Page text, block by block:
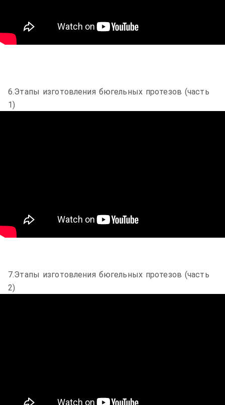
6.Этапы изготовления бюгельных протезов (часть
1)
7.Этапы изготовления бюгельных протезов (часть
2)